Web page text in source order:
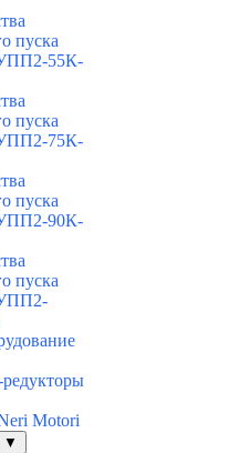
пуска
55К-
пуска
75К-
пуска
90К-
пуска
Motori
▼